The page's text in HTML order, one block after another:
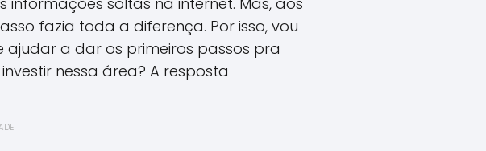
fazia toda a diferença. Por isso, vou
a dar os primeiros passos pra
nessa área? A resposta